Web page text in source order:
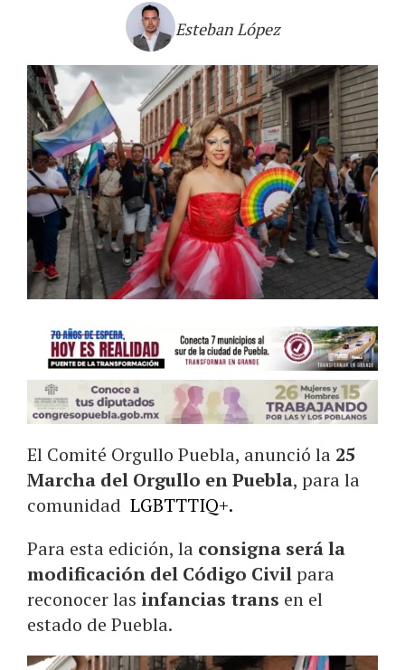
Esteban López
El Comité Orgullo Puebla, anunció la 25
Marcha del Orgullo en Puebla, para la
comunidad LGBTTTIQ+.
Para esta edición, la consigna será la
modificación del Código Civilpara
reconocer las infancias trans en el
estado de Puebla.